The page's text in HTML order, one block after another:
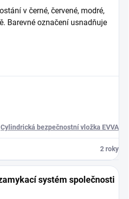
v černé, červené, modré,
Barevné označení usnadňuje
Cylindrická bezpečnostní vložka EVVA
2 roky
systém společnosti